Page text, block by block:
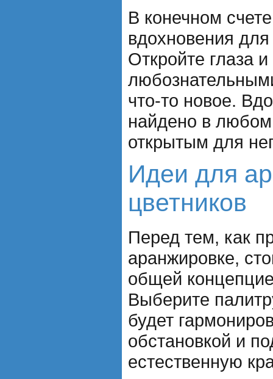
В конечном
вдохновения
Откройте глаза
что-то новое.
найдено в
открытым для
Идеи для
цветников
Перед тем, как
аранжировке,
общей
Выберите
будет
обстановкой и
естественную